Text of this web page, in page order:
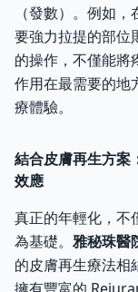
（發數）。例如
要強力拉提的部位
的操作，不僅能將
作用在最需要的地
療體驗。
結合皮膚再生方
效應
真正的年輕化，不
為基礎。 雅秘珠醫
的皮膚再生療法相